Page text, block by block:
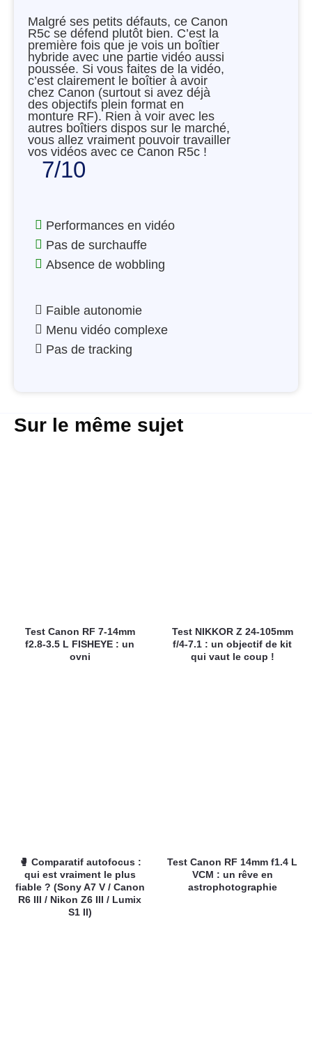
Malgré ses petits défauts, ce Canon
R5c se défend plutôt bien. C’est la
première fois que je vois un boîtier
hybride avec une partie vidéo aussi
poussée. Si vous faites de la vidéo,
c’est clairement le boîtier à avoir
chez Canon (surtout si avez déjà
des objectifs plein format en
monture RF). Rien à voir avec les
autres boîtiers dispos sur le marché,
vous allez vraiment pouvoir travailler
vos vidéos avec ce Canon R5c !
7/10
Performances en vidéo
Pas de surchauffe
Absence de wobbling
Faible autonomie
Menu vidéo complexe
Pas de tracking
Sur le même sujet
Test Canon RF 7-14mm
f2.8-3.5 L FISHEYE : un
ovni
Test NIKKOR Z 24-105mm
f/4-7.1 : un objectif de kit
qui vaut le coup !
🥊 Comparatif autofocus :
qui est vraiment le plus
fiable ? (Sony A7 V / Canon
R6 III / Nikon Z6 III / Lumix
S1 II)
Test Canon RF 14mm f1.4 L
VCM : un rêve en
astrophotographie